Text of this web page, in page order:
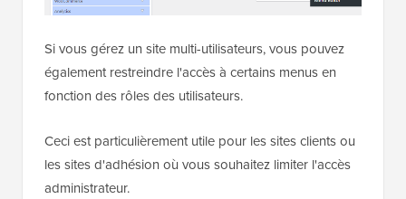
Si vous gérez un site multi-utilisateurs, vous pouvez
également restreindre l'accès à certains menus en
fonction des rôles des utilisateurs.
Ceci est particulièrement utile pour les sites clients ou
les sites d'adhésion où vous souhaitez limiter l'accès
administrateur.